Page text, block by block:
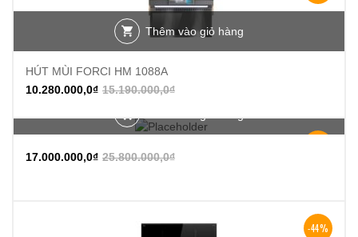
Thêm vào giỏ hàng
HÚT MÙI FORCI HM 1088A
15.190.000,0₫
10.280.000,0₫
25.800.000,0₫
17.000.000,0₫
-44%